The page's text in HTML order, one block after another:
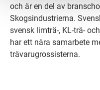
och är en del av
Skogsindustrierna.
svensk limträ-, KL-trä-
har ett nära samarbete
trävarugrossisterna.